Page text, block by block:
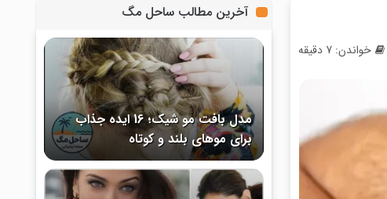
خواندن: 7 دقیقه
آخرین مطالب ساحل مگ
مدل بافت مو شیک؛ 16 ایده جذاب
برای موهای بلند و کوتاه